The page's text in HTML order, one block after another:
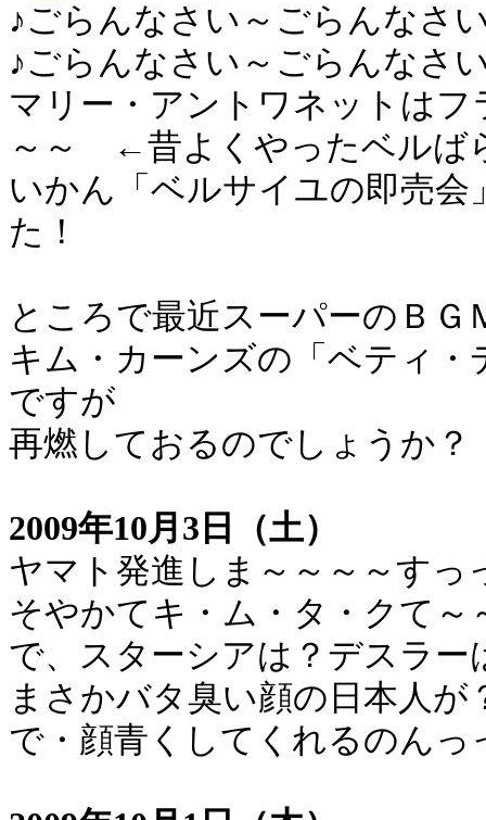
♪ごらんなさい～ごらんなさ
♪ごらんなさい～ごらんなさ
マリー・アントワネットは
～～ ←昔よくやったベルば
いかん「ベルサイユの即売
た！
ところで最近スーパーのＢ
キム・カーンズの「ベティ
ですが
再燃しておるのでしょうか？
2009年10月3日（土）
ヤマト発進しま～～～～すっ
そやかてキ・ム・タ・クて～
で、スターシアは？デスラー
まさかバタ臭い顔の日本人が
で・顔青くしてくれるのんっ